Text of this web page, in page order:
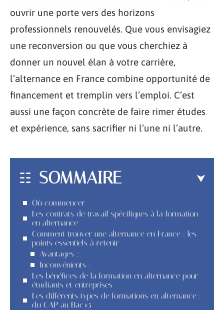
ouvrir une porte vers des horizons
professionnels renouvelés. Que vous envisagiez
une reconversion ou que vous cherchiez à
donner un nouvel élan à votre carrière,
l’alternance en France combine opportunité de
financement et tremplin vers l’emploi. C’est
aussi une façon concrète de faire rimer études
et expérience, sans sacrifier ni l’une ni l’autre.
SOMMAIRE
Où commencer
Les contrats de travail spécifiques à la formation
en alternance
Comment trouver une alternance en France : les
points essentiels à retenir
Avantages :
Inconvénients :
Les bénéfices de la formation en alternance pour
étudiants et entreprises
Les différents types de formations en alternance :
du CAP au Bac+5